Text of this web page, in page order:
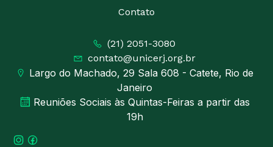
Contato
(21) 2051-3080
contato@unicerj.org.br
Largo do Machado, 29 Sala 608 - Catete, Rio de
Janeiro
Reuniões Sociais às Quintas-Feiras a partir das
19h